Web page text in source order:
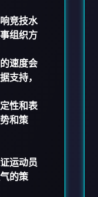
竞技水
组织方
速度会
支持，
性和表
和策
运动员
的策